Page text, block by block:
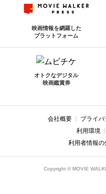
映画情報を網羅した
プラットフォーム
オトクなデジタル
映画鑑賞券
会社概要 プライ
利用環境
利用者情報
Copyright © MOVIE